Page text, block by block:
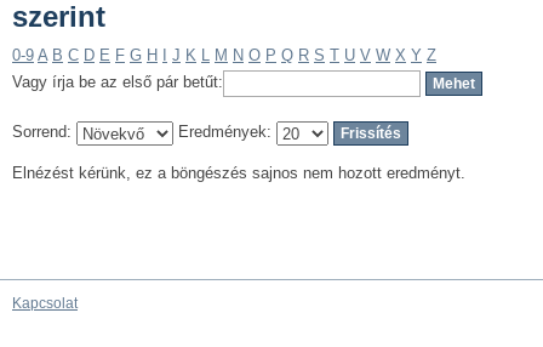
szerint
0-9 A B C D E F G H J K L M N O P Q R S T U V W X Y Z
Vagy írja be az első pár betűt:
Sorrend: Eredmények:
Elnézést kérünk, ez a böngészés sajnos nem hozott eredményt.
Kapcsolat